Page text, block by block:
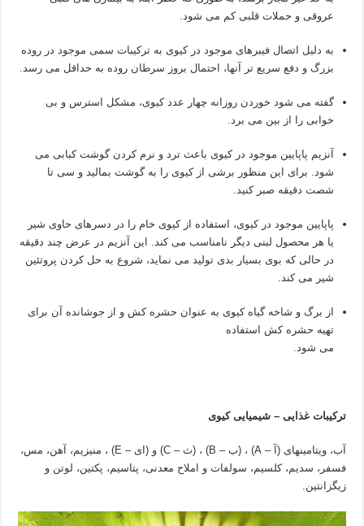
عروقی و حملات قلبی کم می شود.
به دلیل اتصال فیبرهای موجود در کیوی به ترکیبات سمی موجود در روده
بزرگ و دفع سریع تر آنها، احتمال بروز سرطان روده به حداقل می رسد.
گفته می شود خوردن روزانه چهار عدد کیوی، مشکل استرس و بی
خوابی را از بین می برد.
آنزیم پاپایین موجود در کیوی باعث ترد و نرم کردن گوشت کبابی می
شود. برای این منظور برشی از کیوی را به گوشت بمالید و سی تا
شصت دقیقه صبر کنید.
پاپایین موجود در کیوی، استفاده از کیوی خام را در دسرهای حاوی شیر
یا هر محصول لبنی دیگر نامناسب می کند. این آنزیم در عرض چند دقیقه
در حالی که بوی بسیار بدی تولید می نماید، شروع به حل کردن پروتئین
شیر می کند.
از برگ و شاخه گیاه کیوی به عنوان حشره کش و از جوشانده آن برای
تهیه حشره کش استفاده
می شود.
ترکیبات غذایی– شیمیایی کیوی
آب، ویتامینهای (آ – A) ، (ب – B) ، (ث –C) و (ای – E) ، منیزیم، آهن، مس،
فسفر، سدیم، کلسیم، سولفات و املاح معدنی، پتاسیم، پکتین، لوتن و
زیگزانتین.